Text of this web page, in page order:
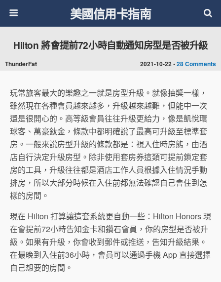
美國信用卡指南
2021-10-22 •28 Comments
Hilton 將會提前72小時自動通知房型是否被升級
ThunderFat
玩常旅客最大的樂趣之一就是房型升級。就像抽獎一樣，
雖然現在各種會員越來越多，升級越來越難，但能中一次
還是很開心的。高等級會員往往升級更給力，像是凱悅環
球客、萬豪鈦金，條款中都明確說了最高可升級至標準套
房。一般來說房型升級的條款都是：視入住時房態，由酒
店自行決定升級房型。除非使用套房券這類可提前鎖定套
房的工具，升級往往都是酒店工作人員根據入住情況手動
排房，所以大部分時候在入住前都無法確認自己會住到怎
樣的房間。
現在 Hilton 打算讓這套系統更自動一些：Hilton Honors 現
在會提前72小時告知金卡和鑽石會員，你的房型是否被升
級。如果有升級，你會收到郵件或推送，告知升級結果。
在最晚到入住前36小時，會員可以通過手機 App 直接選擇
自己想要的房間。